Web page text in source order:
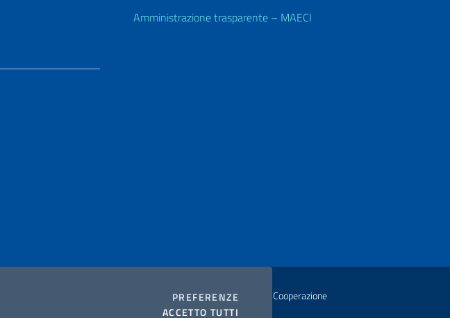
PREFERENZE COOKIES
ACCETTO TUTTI
Amministrazione trasparente – MAECI
2026 Copyright Ministero degli Affari Esteri e della Cooperazione